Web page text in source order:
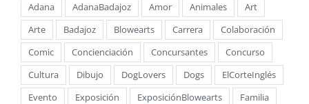
Adana AdanaBadajoz Amor Animales
Art
Arte
Badajoz Blowearts Carrera
Colaboración
Comic
Concienciación Concursantes
Concurso
Cultura
Dibujo DogLovers Dogs
ElCorteInglés
Evento
Exposición ExposiciónBlowearts
Familia